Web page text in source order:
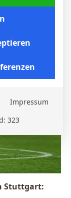
Stuttgart:
Impressum
323